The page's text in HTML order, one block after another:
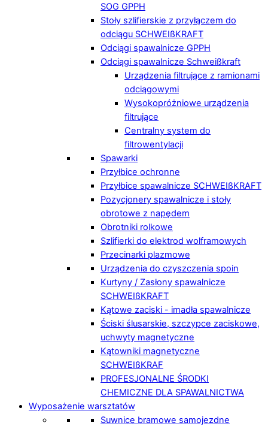
SOG GPPH
Stoły szlifierskie z przyłączem do
odciągu SCHWEIßKRAFT
Odciągi spawalnicze GPPH
Odciągi spawalnicze Schweißkraft
Urządzenia filtrujące z ramionami
odciągowymi
Wysokopróżniowe urządzenia
filtrujące
Centralny system do
filtrowentylacji
Spawarki
Przyłbice ochronne
Przyłbice spawalnicze SCHWEIßKRAFT
Pozycjonery spawalnicze i stoły
obrotowe z napędem
Obrotniki rolkowe
Szlifierki do elektrod wolframowych
Przecinarki plazmowe
Urządzenia do czyszczenia spoin
Kurtyny / Zasłony spawalnicze
SCHWEIßKRAFT
Kątowe zaciski - imadła spawalnicze
Ściski ślusarskie, szczypce zaciskowe,
uchwyty magnetyczne
Kątowniki magnetyczne
SCHWEIßKRAF
PROFESJONALNE ŚRODKI
CHEMICZNE DLA SPAWALNICTWA
Wyposażenie warsztatów
Suwnice bramowe samojezdne